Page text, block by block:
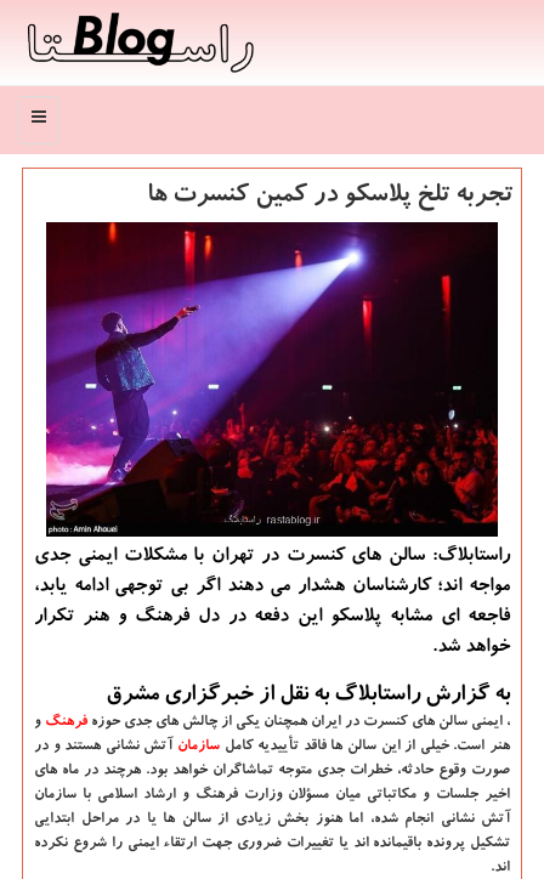
منو
تجربه تلخ پلاسکو در کمین کنسرت ها
راستابلاگ: سالن های کنسرت در تهران با مشکلات ایمنی جدی
مواجه اند؛ کارشناسان هشدار می دهند اگر بی توجهی ادامه یابد،
فاجعه ای مشابه پلاسکو این دفعه در دل فرهنگ و هنر تکرار
خواهد شد.
به گزارش راستابلاگ به نقل از خبرگزاری مشرق
، ایمنی سالن های کنسرت در ایران همچنان یکی از چالش های جدی حوزه فرهنگ و
هنر است. خیلی از این سالن ها فاقد تأییدیه کامل سازمان آتش نشانی هستند و در
صورت وقوع حادثه، خطرات جدی متوجه تماشاگران خواهد بود. هرچند در ماه های
اخیر جلسات و مکاتباتی میان مسؤلان وزارت فرهنگ و ارشاد اسلامی با سازمان
آتش نشانی انجام شده، اما هنوز بخش زیادی از سالن ها یا در مراحل ابتدایی
تشکیل پرونده باقیمانده اند یا تغییرات ضروری جهت ارتقاء ایمنی را شروع نکرده
اند.